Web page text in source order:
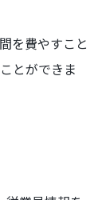
を費やすこと
とができま